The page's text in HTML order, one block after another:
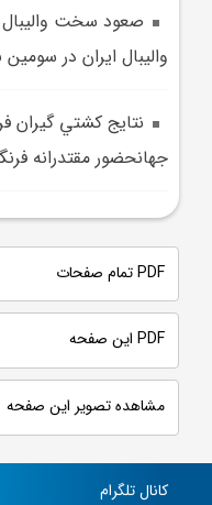
صعود سخت واليبال
واليبال ايران در
نتايج کشتي گيران
جهانحضور مقتدرانه
PDF تمام صفحات
PDF این صفحه
مشاهده تصویر این صفحه
کانال تلگرام